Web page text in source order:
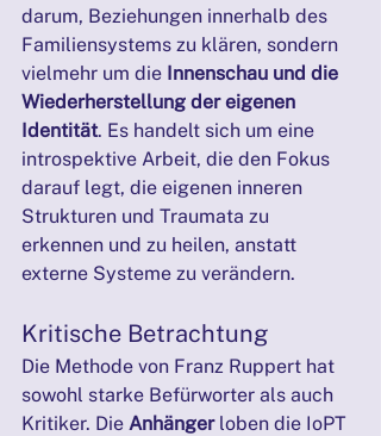
darum, Beziehungen innerhalb des
Familiensystems zu klären, sondern
vielmehr um die Innenschau und die
Wiederherstellung der eigenen
Identität. Es handelt sich um eine
introspektive Arbeit, die den Fokus
darauf legt, die eigenen inneren
Strukturen und Traumata zu
erkennen und zu heilen, anstatt
externe Systeme zu verändern.
Kritische Betrachtung
Die Methode von Franz Ruppert hat
sowohl starke Befürworter als auch
Kritiker. Die Anhänger loben die IoPT